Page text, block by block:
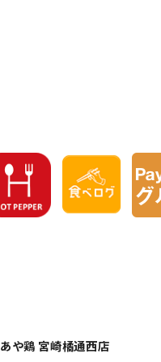
あや鶏 宮崎橘通西店